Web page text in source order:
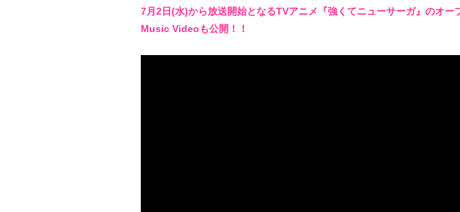
7月2日(水)から放送開始となるTVアニメ『強くてニューサーガ』のオ
Music Videoも公開！！